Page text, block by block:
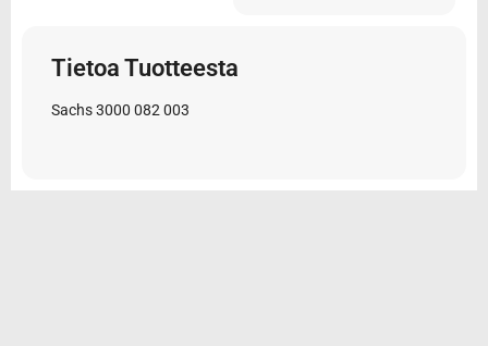
Tietoa Tuotteesta
Sachs 3000 082 003